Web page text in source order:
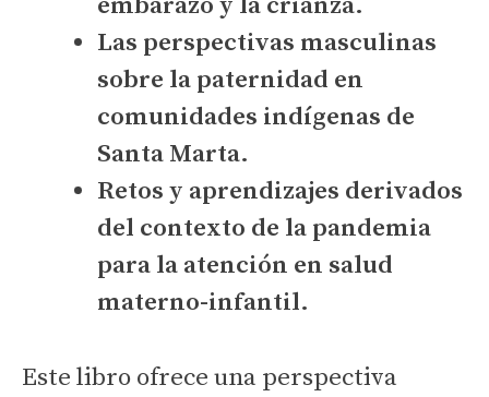
Las perspectivas masculinas
sobre la paternidad en
comunidades indígenas de
Santa Marta.
Retos y aprendizajes derivados
del contexto de la pandemia
para la atención en salud
materno-infantil.
Este libro ofrece una perspectiva